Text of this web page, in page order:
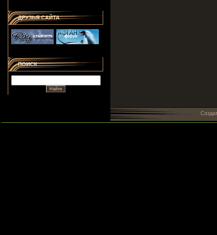
ДРУЗЬЯ САЙТА
ПОИСК